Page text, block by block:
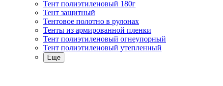
Тент полиэтиленовый 180г
Тент защитный
Тентовое полотно в рулонах
Тенты из армированной пленки
Тент полиэтиленовый огнеупорный
Тент полиэтиленовый утепленный
Еще